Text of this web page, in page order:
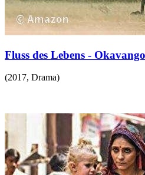
Fluss des Lebens -
(2017, Drama)